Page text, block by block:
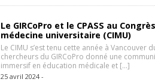
Le GIRCoPro et le CPASS au
médecine universitaire (CIMU)
Le CIMU s’est tenu cette année à Vancouver
chercheurs du GIRCoPro donné une
immersif en éducation médicale et […]
25 avril 2024 -